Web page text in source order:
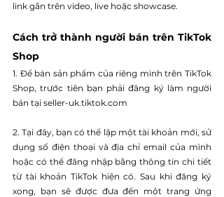
link gắn trên video, live hoặc showcase.
Cách trở thành người bán trên TikTok
Shop
1. Để bán sản phẩm của riêng mình trên TikTok
Shop, trước tiên bạn phải đăng ký làm người
bán tại seller-uk.tiktok.com
2. Tại đây, bạn có thể lập một tài khoản mới, sử
dụng số điện thoại và địa chỉ email của mình
hoặc có thể đăng nhập bằng thông tin chi tiết
từ tài khoản TikTok hiện có. Sau khi đăng ký
xong, bạn sẽ được đưa đến một trang ứng